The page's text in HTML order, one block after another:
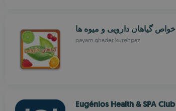
خواص گیاهان دارویی و میوه ها
payam ghader kurehpaz
Eugénios Health & SPA Club